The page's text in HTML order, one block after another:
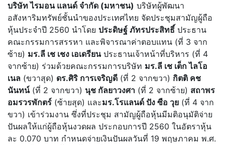
บริษัท ไรมอน แลนด์ จำกัด (มหาชน) บริษัทผู้พัฒนา
อสังหาริมทรัพย์ชั้นนำของประเทศไทย จัดประชุมสามัญผู้ถือ
หุ้นประจำปี 2560 นำโดย ประดิษฐ์ ภัทรประสิทธิ์ ประธาน
คณะกรรมการสรรหา และพิจารณาค่าตอบแทน (ที่ 3 จาก
ซ้าย) มร.ลี เช เชง เอเดรียนประธานเจ้าหน้าที่บริหาร (ที่ 4
จากซ้าย) ร่วมด้วยคณะกรรมการบริษัท มร.ลี เช เต็ก ไลโอ
เนล (ขวาสุด) ดร.ศิริ การเจริญดี (ที่ 2 จากขวา) กิตติ คช
นันทน์(ที่ 2 จากขวา) นุช กัลยาวงศา (ที่ 2 จากซ้าย) สถาพร
อมรวรพักตร์ (ซ้ายสุด) และมร.โรแลนด์ ปัง ซือ วุย (ที่ 4 จาก
ขวา) เข้าร่วมงาน ซึ่งที่ประชุม สามัญผู้ถือหุ้นมีมติอนุมัติจ่าย
ปันผลให้แก่ผู้ถือหุ้นงวดผล ประกอบการปี 2560 ในอัตราหุ้น
ละ 0.070 บาท กำหนดจ่ายเงินปันผลวันที่ 19 พฤษภาคม พ.ศ.